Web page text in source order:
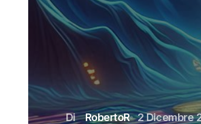
Di RobertoR 2 Dicembre